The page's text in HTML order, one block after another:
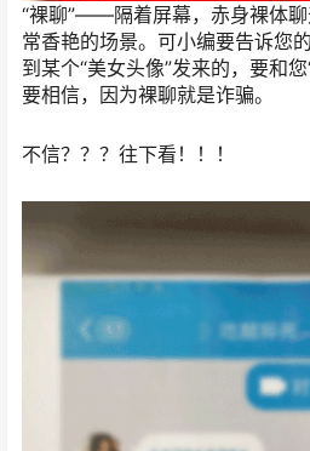
“裸聊”——隔着屏幕，赤身裸体
常香艳的场景。可小编要告诉您
到某个“美女头像”发来的，要和
要相信，因为裸聊就是诈骗。
不信？？？往下看！！！